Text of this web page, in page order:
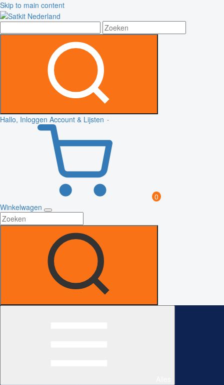
Skip to main content
Hallo, Inloggen Account & Lijsten
0
Winkelwagen